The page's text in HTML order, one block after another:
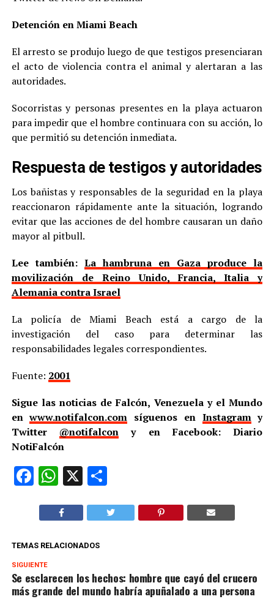
Detención en Miami Beach
El arresto se produjo luego de que testigos presenciaran
el acto de violencia contra el animal y alertaran a las
autoridades.
Socorristas y personas presentes en la playa actuaron
para impedir que el hombre continuara con su acción, lo
que permitió su detención inmediata.
Respuesta de testigos y autoridades
Los bañistas y responsables de la seguridad en la playa
reaccionaron rápidamente ante la situación, logrando
evitar que las acciones de del hombre causaran un daño
mayor al pitbull.
Lee también: La hambruna en Gaza produce la
movilización de Reino Unido, Francia, Italia y
Alemania contra Israel
La policía de Miami Beach está a cargo de la
investigación del caso para determinar las
responsabilidades legales correspondientes.
Fuente: 2001
Sigue las noticias de Falcón, Venezuela y el Mundo
enwww.notifalcon.com síguenos en Instagramy
Twitter @notifalcon y en Facebook: Diario
NotiFalcón
Facebook
WhatsApp
X Compartir
TEMAS RELACIONADOS
SIGUIENTE
Se esclarecen los hechos: hombre que cayó del crucero
más grande del mundo habría apuñalado a una persona